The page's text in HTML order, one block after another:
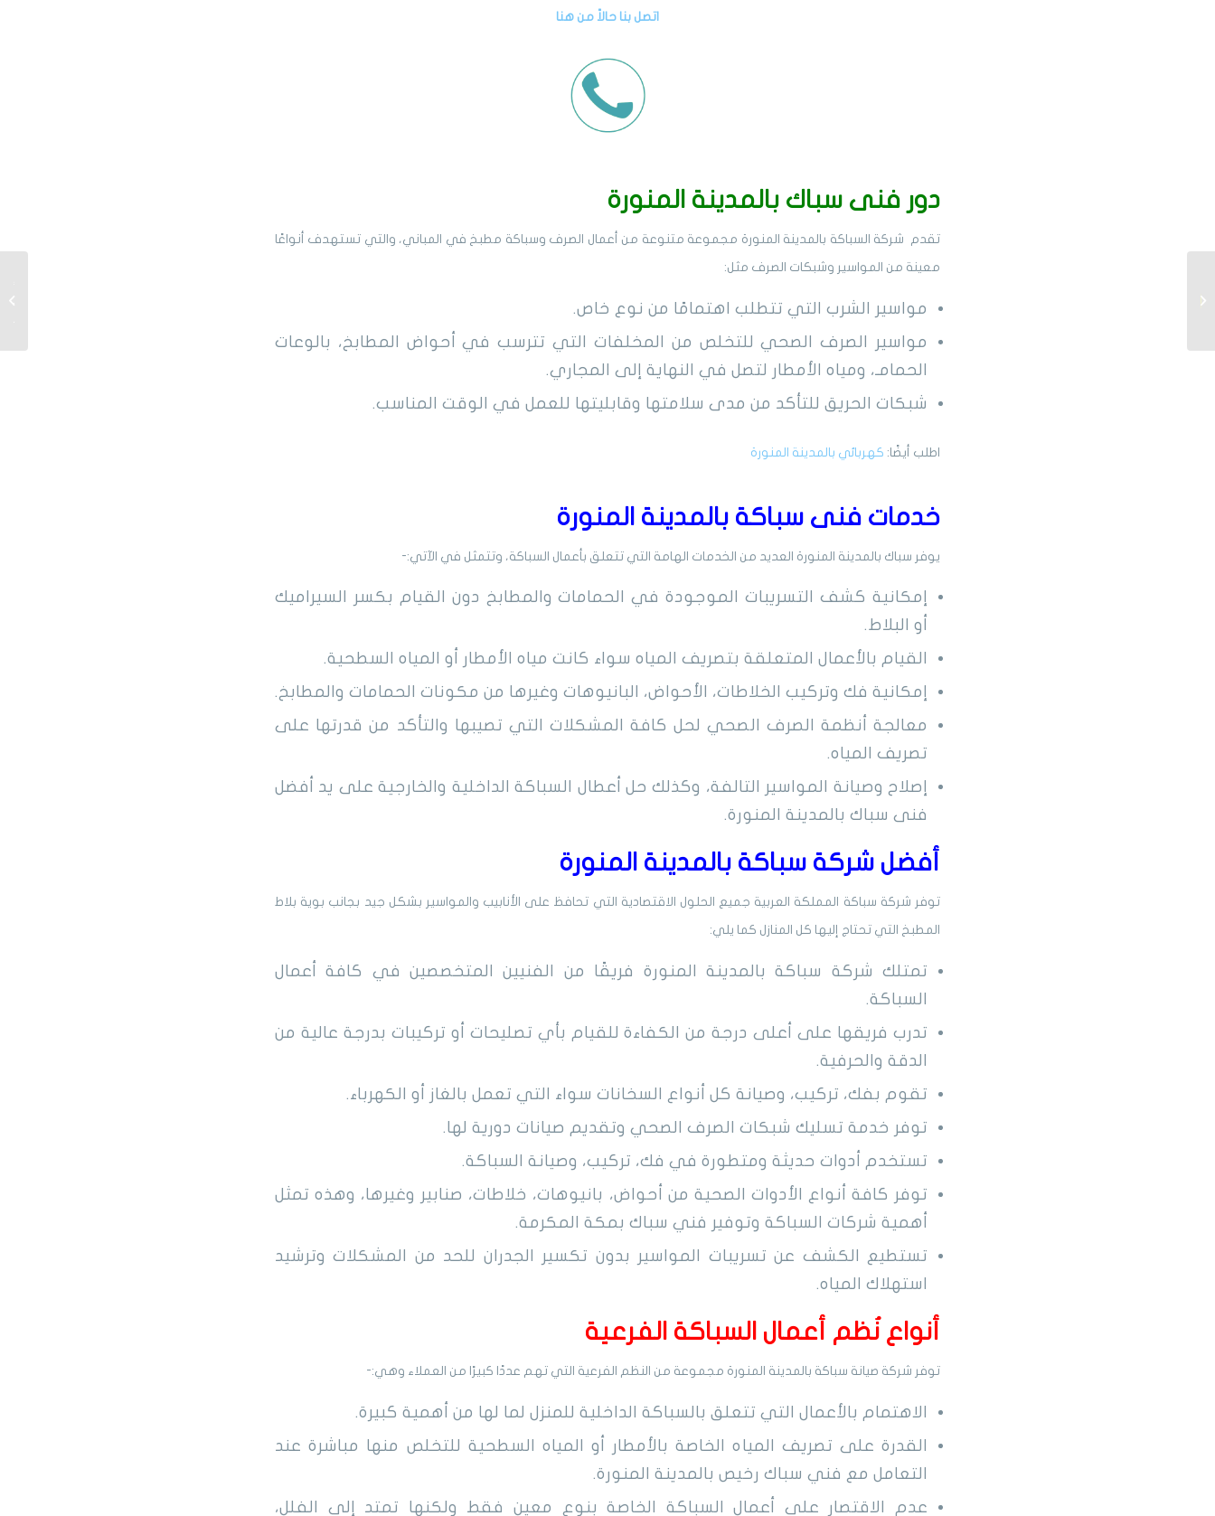
اتصل بنا حالاً من هنا
دور فنى سباك بالمدينة المنورة
تقدم شركة السباكة بالمدينة المنورة مجموعة متنوعة من أعمال الصرف وسباكة مطبخ في ال مباني، والتي تستهدف أنواعًا
معينة من المواسير وشبكات الصرف مثل:
مواسير الشرب التي تتطلب اهتمامًا من نوع خاص.
مواسير الصرف الصحي للتخلص من المخلفات التي تترسب في أحواض المطابخ، بالوعات
الحمامـ، ومياه الأمطار لتصل في النهاية إلى المجاري.
شبكات الحريق للتأكد من مدى سلامتها وقابليتها للعمل في الوقت المناسب.
اطلب أيضًا: كهربائي بالمدينة المنورة
خدمات فنى سباكة بالمدينة المنورة
يوفر سباك بالمدينة المنورة العديد من الخدمات الهامة التي تتعلق بأعمال السباكة، وتتمثل في الآتي:-
إمكانية كشف التسريبات الموجودة في الحمامات والمطابخ دون القيام بكسر السيراميك
أو البلاط.
القيام بالأعمال المتعلقة بتصريف المياه سواء كانت مياه الأمطار أو المياه السطحية.
إمكانية فك وتركيب الخلاطات، الأحواض، البانيوهات وغيرها من مكونات الحمامات والمطابخ.
معالجة أنظمة الصرف الصحي لحل كافة المشكلات التي تصيبها والتأكد من قدرتها على
تصريف المياه.
إصلاح وصيانة المواسير التالفة، وكذلك حل أعطال السباكة الداخلية والخارجية على يد أفضل
فنى سباك بالمدينة المنورة.
أفضل شركة سباكة بالمدينة المنورة
توفر شركة سباكة المملكة العربية جميع الحلول الاقتصادية التي تحافظ على الأنابيب والمواسير بشكل جيد بجانب بوية بلاط
المطبخ التي تحتاج إليها كل المنازل كما يلي:
تمتلك شركة سباكة بالمدينة المنورة فريقًا من الفنيين المتخصصين في كافة أعمال
السباكة.
تدرب فريقها على أعلى درجة من الكفاءة للقيام بأي تصليحات أو تركيبات بدرجة عالية من
الدقة والحرفية.
تقوم بفك، تركيب، وصيانة كل أنواع السخانات سواء التي تعمل بالغاز أو الكهرباء.
توفر خدمة تسليك شبكات الصرف الصحي وتقديم صيانات دورية لها.
تستخدم أدوات حديثة ومتطورة في فك، تركيب، وصيانة السباكة.
توفر كافة أنواع الأدوات الصحية من أحواض، بانيوهات، خلاطات، صنابير وغيرها، وهذه تمثل
أهمية شركات السباكة وتوفير فني سباك بمكة المكرمة.
تستطيع الكشف عن تسريبات المواسير بدون تكسير الجدران للحد من المشكلات وترشيد
استهلاك المياه.
أنواع نُظم أعمال السباكة الفرعية
توفر شركة صيانة سباكة بالمدينة المنورة مجموعة من النظم الفرعية التي تهم عددًا كبيرًا من العملاء وهي:-
الاهتمام بالأعمال التي تتعلق بالسباكة الداخلية للمنزل لما لها من أهمية كبيرة.
القدرة على تصريف المياه الخاصة بالأمطار أو المياه السطحية للتخلص منها مباشرة عند
التعامل مع فني سباك رخيص بالمدينة المنورة.
عدم الاقتصار على أعمال السباكة الخاصة بنوع معين فقط ولكنها تمتد إلى الفلل،